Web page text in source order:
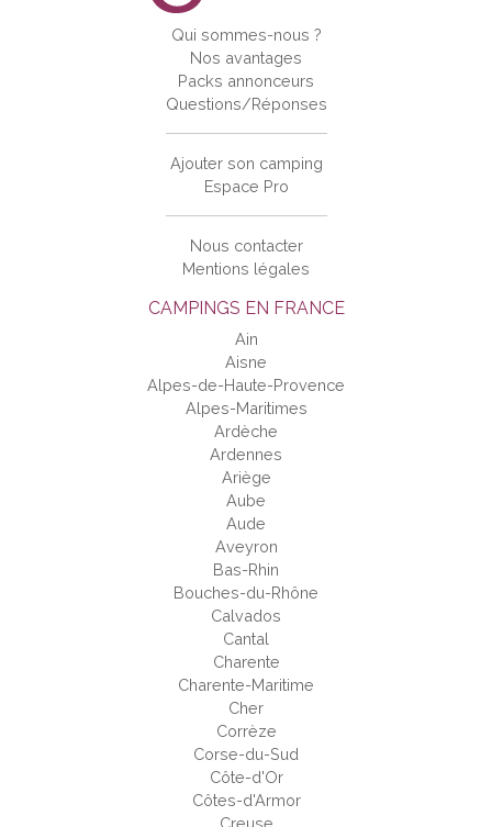
CAMPINGS EN FRANCE
Ain
Aisne
Alpes-de-Haute-Provence
Alpes-Maritimes
Ardèche
Ardennes
Ariège
Aube
Aude
Aveyron
Bas-Rhin
Bouches-du-Rhône
Calvados
Cantal
Charente
Charente-Maritime
Cher
Corrèze
Corse-du-Sud
Côte-d'Or
Côtes-d'Armor
Creuse
Qui sommes-nous ?
Nos avantages
Packs annonceurs
Questions/Réponses
Ajouter son camping
Espace Pro
Nous contacter
Mentions légales